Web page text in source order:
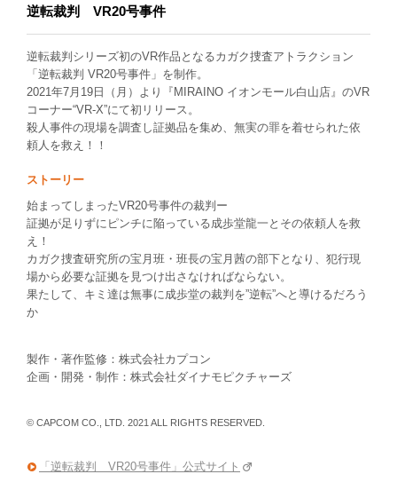
逆転裁判 VR20号事件
逆転裁判シリーズ初のVR作品となるカガク捜査アトラクション
「逆転裁判 VR20号事件」を制作。
2021年7月19日（月）より『MIRAINO イオンモール白山店』のVR
コーナー“VR-X”にて初リリース。
殺人事件の現場を調査し証拠品を集め、無実の罪を着せられた依
頼人を救え！！
ストーリー
始まってしまったVR20号事件の裁判ー
証拠が足りずにピンチに陥っている成歩堂龍一とその依頼人を救
え！
カガク捜査研究所の宝月班・班長の宝月茜の部下となり、犯行現
場から必要な証拠を見つけ出さなければならない。
果たして、キミ達は無事に成歩堂の裁判を”逆転”へと導けるだろう
か
製作・著作監修：株式会社カプコン
企画・開発・制作：株式会社ダイナモピクチャーズ
© CAPCOM CO., LTD. 2021 ALL RIGHTS RESERVED.
「逆転裁判 VR20号事件」公式サイト